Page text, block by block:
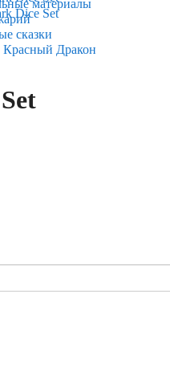
материалы
сказки
Красный Дракон